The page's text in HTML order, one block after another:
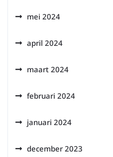
mei 2024
april 2024
maart 2024
februari 2024
januari 2024
december 2023